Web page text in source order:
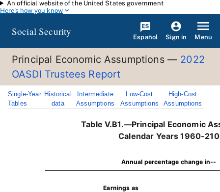
Skip to main content
An official website of the United States government
Here's how you know
Social Security Español Sign in Menu
Principal Economic Assumptions — 2022
OASDI Trustees Report
Single-Year
Tables
Historical
data
Intermediate
Assumptions
Low-Cost
Assumptions
High-Cost
Assumptions
Table V.B1.—Principal Economic
Calendar Years 1960-
Annual percentage change in--
Earnings as